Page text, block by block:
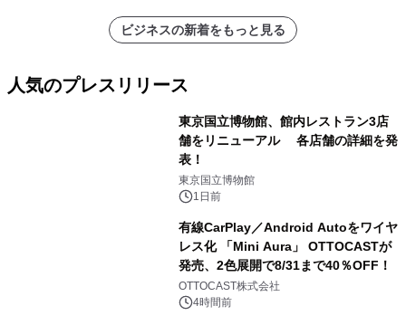
ビジネスの新着をもっと見る
人気のプレスリリース
東京国立博物館、館内レストラン3店
舗をリニューアル 各店舗の詳細を発
表！
東京国立博物館
1日前
有線CarPlay／Android Autoをワイヤ
レス化 「Mini Aura」 OTTOCASTが
発売、2色展開で8/31まで40％OFF！
OTTOCAST株式会社
4時間前